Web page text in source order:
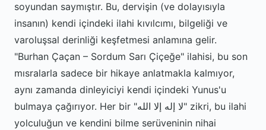
soyundan saymıştır. Bu, dervişin (ve dolayısıyla
insanın) kendi içindeki ilahi kıvılcımı, bilgeliği ve
varoluşsal derinliği keşfetmesi anlamına gelir.
"Burhan Çaçan – Sordum Sarı Çiçeğe" ilahisi, bu son
mısralarla sadece bir hikaye anlatmakla kalmıyor,
aynı zamanda dinleyiciyi kendi içindeki Yunus'u
bulmaya çağırıyor. Her bir "لا إله إلا الله" zikri, bu ilahi
yolculuğun ve kendini bilme serüveninin nihai